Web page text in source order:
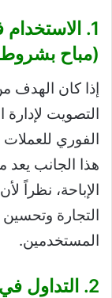
1.
(مباح
التصويت لإدارة
هذا الجانب
الإباحة، نظراً
التجارة
المستخدمين.
2. التداول